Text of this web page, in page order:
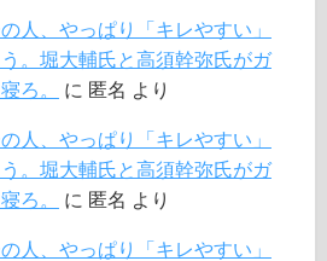
人、やっぱり「キレやすい」
。堀大輔氏と高須幹弥氏がガ
ろ。
に 匿名 より
人、やっぱり「キレやすい」
。堀大輔氏と高須幹弥氏がガ
ろ。
に 匿名 より
人、やっぱり「キレやすい」